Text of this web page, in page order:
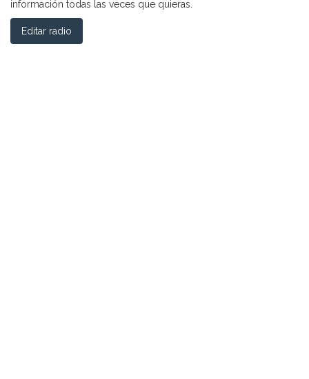
información todas las veces que quieras.
Editar radio